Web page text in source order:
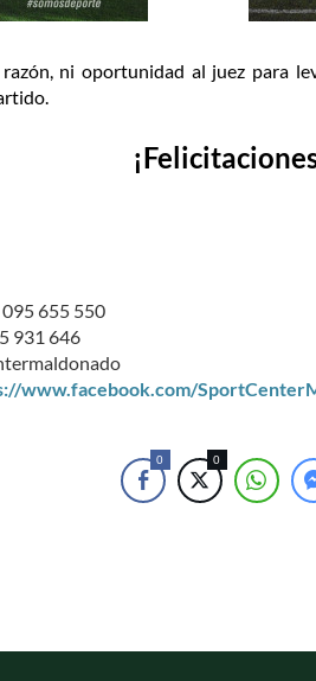
ni oportunidad al juez para
655 550
931 646
www.facebook.com/
0 0